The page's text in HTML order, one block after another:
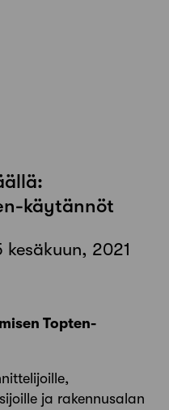
käytännöt
kesäkuun, 2021
Topten-
ja rakennusalan